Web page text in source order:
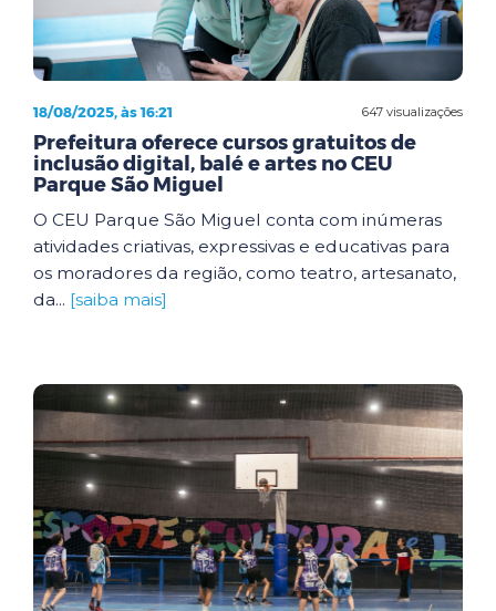
647 visualizações
18/08/2025, às 16:21
Prefeitura oferece cursos gratuitos de
inclusão digital, balé e artes no CEU
Parque São Miguel
O CEU Parque São Miguel conta com inúmeras
atividades criativas, expressivas e educativas para
os moradores da região, como teatro, artesanato,
da... [saiba mais]